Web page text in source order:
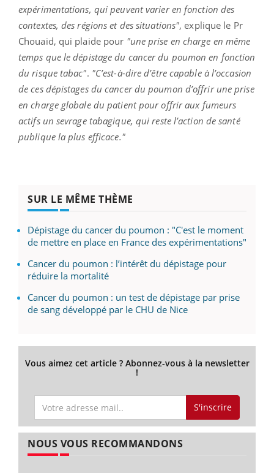
expérimentations, qui peuvent varier en fonction des
contextes, des régions et des situations", explique le Pr
Chouaid, qui plaide pour "une prise en charge en même
temps que le dépistage du cancer du poumon en fonction
du risque tabac". "C’est-à-dire d’être capable à l’occasion
de ces dépistages du cancer du poumon d’offrir une prise
en charge globale du patient pour offrir aux fumeurs
actifs un sevrage tabagique, qui reste l’action de santé
publique la plus efficace."
SUR LE MÊME THÈME
Dépistage du cancer du poumon : "C'est le moment
de mettre en place en France des expérimentations"
Cancer du poumon : l’intérêt du dépistage pour
réduire la mortalité
Cancer du poumon : un test de dépistage par prise
de sang développé par le CHU de Nice
Vous aimez cet article ? Abonnez-vous à la newsletter
!
S'inscrire
NOUS VOUS RECOMMANDONS